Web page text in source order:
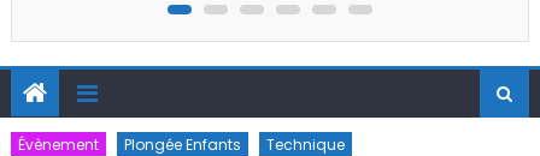
Évènement Plongée Enfants Technique